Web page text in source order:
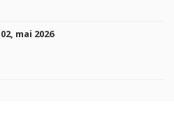
mai 2026